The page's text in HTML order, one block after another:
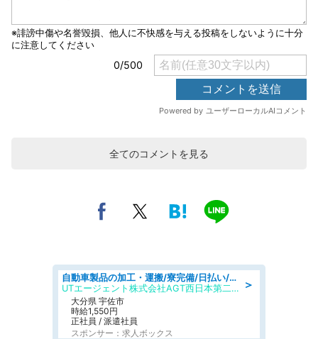
全てのコメントを見る
＞
自動車製品の加工・運搬/寮完備/日払い/工場・製造
UTエージェント株式会社AGT西日本第二CU
大分県 宇佐市
時給1,550円
正社員 / 派遣社員
スポンサー：求人ボックス